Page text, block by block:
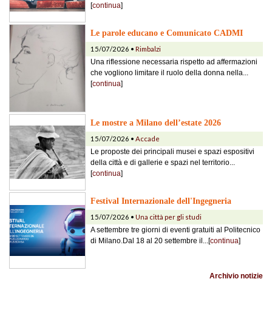
[continua]
Le parole educano e Comunicato CADMI
15/07/2026 • Rimbalzi
Una riflessione necessaria rispetto ad affermazioni
che vogliono limitare il ruolo della donna nella...
[continua]
Le mostre a Milano dell’estate 2026
15/07/2026 • Accade
Le proposte dei principali musei e spazi espositivi
della città e di gallerie e spazi nel territorio...
[continua]
Festival Internazionale dell'Ingegneria
15/07/2026 • Una città per gli studi
A settembre tre giorni di eventi gratuiti al Politecnico
di Milano.Dal 18 al 20 settembre il...[continua]
Archivio notizie